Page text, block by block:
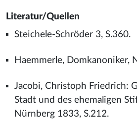
Literatur/Quellen
Steichele-Schröder 3, S.360.
Haemmerle, Domkanoniker,
Jacobi, Christoph Friedrich:
Stadt und des ehemaligen
Nürnberg 1833, S.212.